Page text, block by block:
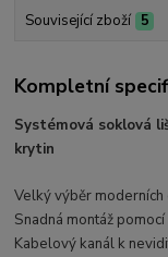
Související zboží 5
Kompletní
Systémová soklová
krytin
Velký výběr
Snadná montáž
Kabelový kanál k